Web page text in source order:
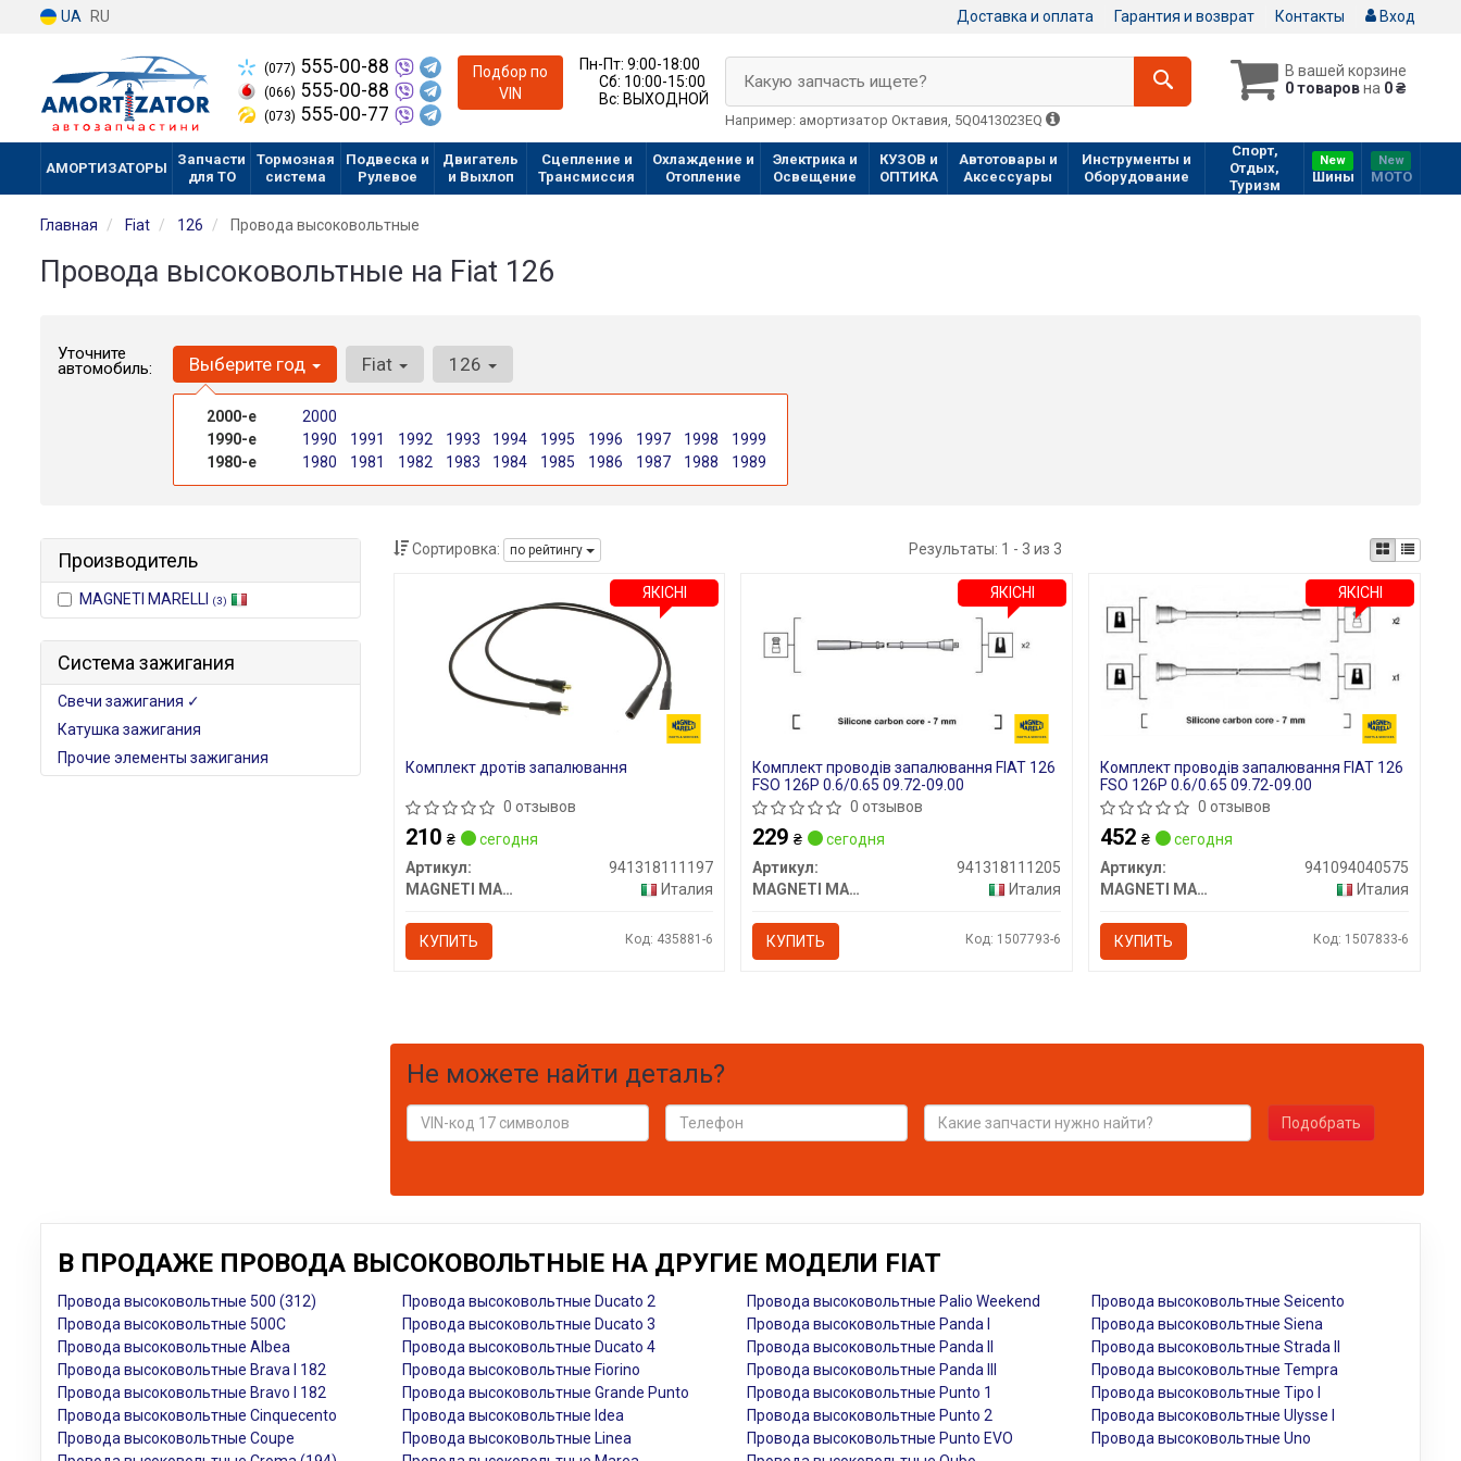
UA RU Доставка и оплата Гарантия и возврат Контакты Вход
(077) 555-00-88
(066) 555-00-88
(073) 555-00-77
Подбор по
VIN
Пн-Пт:9:00-18:00
Сб: 10:00-15:00
Вс: ВЫХОДНОЙ
В вашей корзине
0 товаровна 0 ₴
Какую запчасть ищете?
Например: амортизатор Октавия, 5Q0413023EQ
АМОРТИЗАТОРЫ
Запчасти
для ТО
Тормозная
система
Подвеска и
Рулевое
Двигатель
и Выхлоп
Сцепление и
Трансмиссия
Охлаждение и
Отопление
Электрика и
Освещение
КУЗОВ и
ОПТИКА
Автотовары и
Аксессуары
Инструменты и
Оборудование
Спорт,
Отдых,
Туризм
New
Шины
New
МOTO
Главная Fiat 126 Провода высоковольтные
Провода высоковольтные на Fiat 126
Уточните
автомобиль: Выберите год
2000-е
2000
1990-е
1990 1991 1992 1993 1994 1995 1996 1997 1998
1999
1980-е
1980 1981 1982 1983 1984 1985 1986 1987 1988 1989
Fiat 126
Производитель
MAGNETI MARELLI (3)
Система зажигания
Свечи зажигания ✓
Катушка зажигания
Прочие элементы зажигания
Сортировка: по рейтингу Результаты: 1 - 3 из 3
Комплект дротів запалювання
0 отзывов
210 ₴
сегодня
Артикул:
941318111197
MAGNETI MARELLI
Италия
КУПИТЬ Код: 435881-6
ЯКІСНІ
Комплект проводів запалювання FIAT 126
FSO 126P 0.6/0.65 09.72-09.00
0 отзывов
229₴
сегодня
Артикул:
941318111205
MAGNETI MARELLI
Италия
КУПИТЬ Код: 1507793-6
ЯКІСНІ
Комплект проводів запалювання FIAT 126
FSO 126P 0.6/0.65 09.72-09.00
0 отзывов
452₴
сегодня
Артикул:
941094040575
MAGNETI MARELLI
Италия
КУПИТЬ Код: 1507833-6
ЯКІСНІ
Не можете найти деталь?
Подобрать
В ПРОДАЖЕ ПРОВОДА ВЫСОКОВОЛЬТНЫЕ НА ДРУГИЕ МОДЕЛИ FIAT
Провода высоковольтные 500 (312)
Провода высоковольтные 500C
Провода высоковольтные Albea
Провода высоковольтные Brava I 182
Провода высоковольтные Bravo I 182
Провода высоковольтные Cinquecento
Провода высоковольтные Coupe
Провода высоковольтные Ducato 2
Провода высоковольтные Ducato 3
Провода высоковольтные Ducato 4
Провода высоковольтные Fiorino
Провода высоковольтные Grande Punto
Провода высоковольтные Idea
Провода высоковольтные Linea
Провода высоковольтные Palio Weekend
Провода высоковольтные Panda I
Провода высоковольтные Panda II
Провода высоковольтные Panda III
Провода высоковольтные Punto 1
Провода высоковольтные Punto 2
Провода высоковольтные Punto EVO
Провода высоковольтные Seicento
Провода высоковольтные Siena
Провода высоковольтные Strada II
Провода высоковольтные Tempra
Провода высоковольтные Tipo I
Провода высоковольтные Ulysse I
Провода высоковольтные Uno